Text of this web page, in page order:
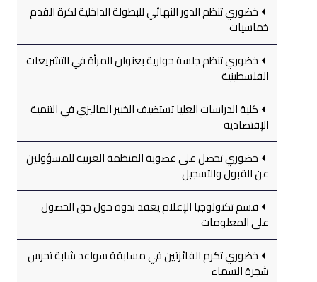
خضوري تنظم الدور النهائي للبطولة الداخلية لكرة القدم
خماسيات
خضوري تنظم جلسة حوارية بعنوان المرأة في التشريعات
الفلسطينية
كلية الدراسات العليا تستضيف الخبير الماليزي في التنمية
الإقتصادية
خضوري تحصل على عضوية المنظمة العربية للمسؤولين
عن القبول والتسجيل
قسم تكنولوجيا الإعلام يعقد ندوة حول حق الحصول
على المعلومات
خضوري تكرم الفائزتين في مسابقة سواعد شابة تحرس
شجرة السماء